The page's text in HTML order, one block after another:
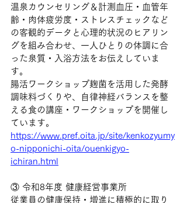
温泉カウンセリング＆計測血圧・血管年
齢・肉体疲労度・ストレスチェックなど
の客観的データと心理的状況のヒアリン
グを組み合わせ、一人ひとりの体調に合
った泉質・入浴方法をお伝えしていま
す。
腸活ワークショップ麹菌を活用した発酵
調味料づくりや、自律神経バランスを整
える食の講座・ワークショップを開催し
ています。
https://www.pref.oita.jp/site/kenkozyumy
o-nipponichi-oita/ouenkigyo-
ichiran.html
③ 令和8年度 健康経営事業所
従業員の健康保持・増進に積極的に取り